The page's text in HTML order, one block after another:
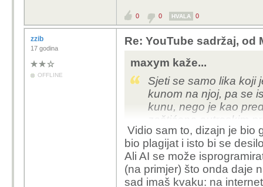
0 0 HVALA 0
zzib
17 godina
OFFLINE
Re: YouTube sadržaj, od
maxym kaže...
Sjeti se samo lika koji
kunom na njoj, pa se
kunu, nego je kao
zaštićena autroskim
Vidio sam to, dizajn je bio
bio plagijat i isto bi se
Ali AI se može
(na primjer) što onda daje
sad imaš kvaku: na